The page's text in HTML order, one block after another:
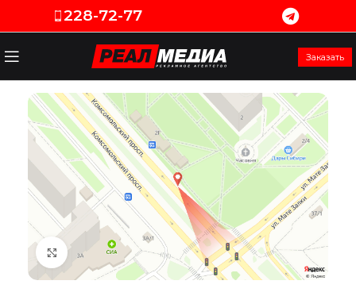
228-72-77
Заказать
Увеличить